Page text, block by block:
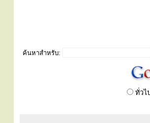
ค้นหาสำหรับ:
ทั่วไป